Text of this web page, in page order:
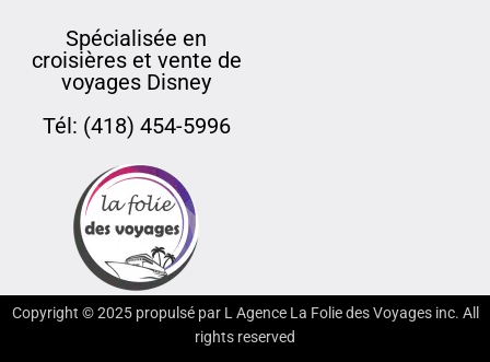
Spécialisée en
croisières et vente de
voyages Disney
Tél: (418) 454-5996
Copyright ©2025propulsé par L Agence La Folie des Voyages inc. All
rights reserved